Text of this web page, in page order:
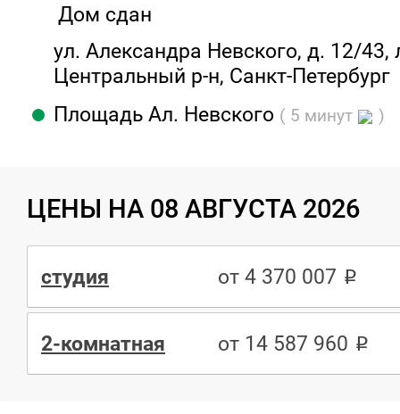
Дом сдан
ул. Александра Невского, д. 12/43,
Центральный р-н, Санкт-Петербург
Площадь Ал. Невского ( 5 минут )
ЦЕНЫ НА 08 АВГУСТА 2026
студия от 4 370 007
2-комнатная от 14 587 960